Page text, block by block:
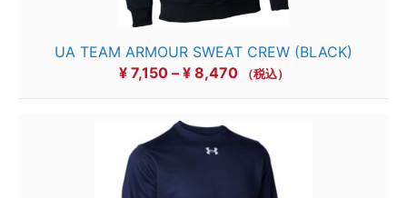
UA TEAM ARMOUR SWEAT CREW (BLACK)
¥7,150 – ¥8,470価
¥ 7,150
¥ 8,470
（税込）